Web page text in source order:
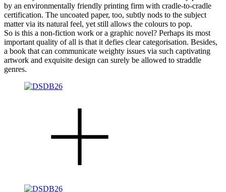
by an environmentally friendly printing firm with cradle-to-cradle
certification. The uncoated paper, too, subtly nods to the subject
matter via its natural feel, yet still allows the colours to pop.
So is this a non-fiction work or a graphic novel? Perhaps its most
important quality of all is that it defies clear categorisation. Besides,
a book that can communicate weighty issues via such captivating
artwork and exquisite design can surely be allowed to straddle
genres.